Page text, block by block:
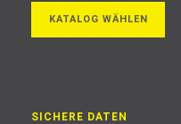
KATALOG WÄHLEN
SICHERE DATEN